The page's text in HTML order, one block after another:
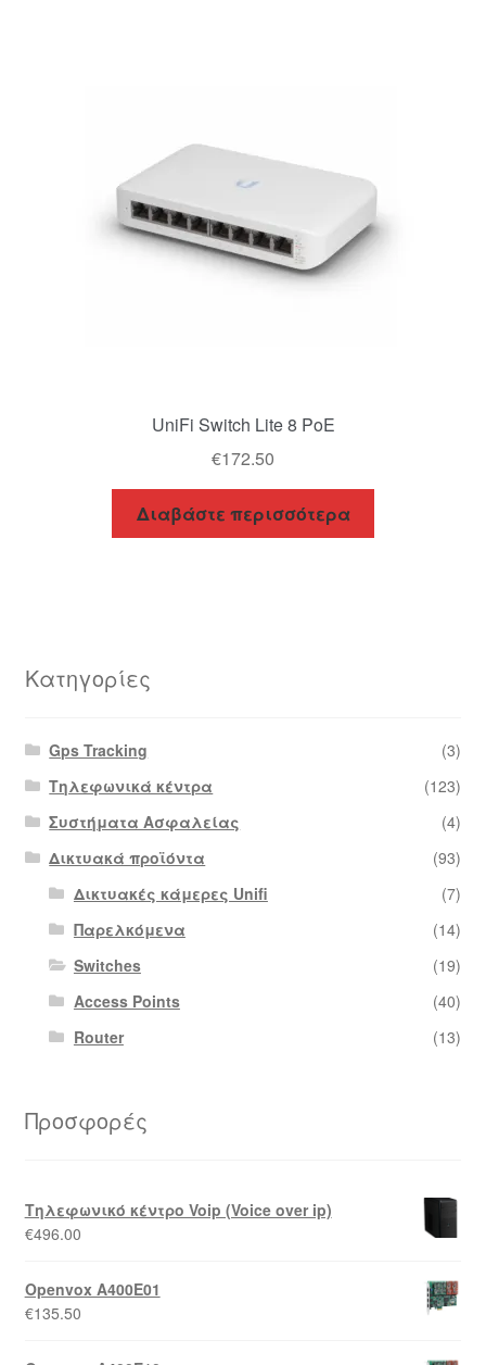
UniFi Switch Lite 8 PoE
€172.50
Διαβάστε περισσότερα
Κατηγορίες
Gps Tracking
(3)
Τηλεφωνικά κέντρα
(123)
Συστήματα Ασφαλείας
(4)
Δικτυακά προϊόντα
(93)
Δικτυακές κάμερες Unifi
(7)
Παρελκόμενα
(14)
Switches
(19)
Access Points
(40)
Router
(13)
Προσφορές
Τηλεφωνικό κέντρο Voip (Voice over ip)
€496.00
Openvox A400E01
€135.50